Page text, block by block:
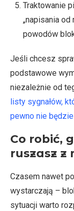
Traktowanie
„napisania
powodów
Jeśli chcesz
podstawowe
niezależnie od
listy sygnałów,
pewno nie
Co robić,
ruszasz z
Czasem nawet
wystarczają –
sytuacji warto